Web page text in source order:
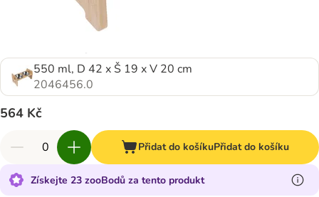
550 ml, D 42 x Š 19 x V 20 cm
2046456.0
564 Kč
Přidat do košíkuPřidat do košíku
Získejte 23 zooBodů za tento produkt